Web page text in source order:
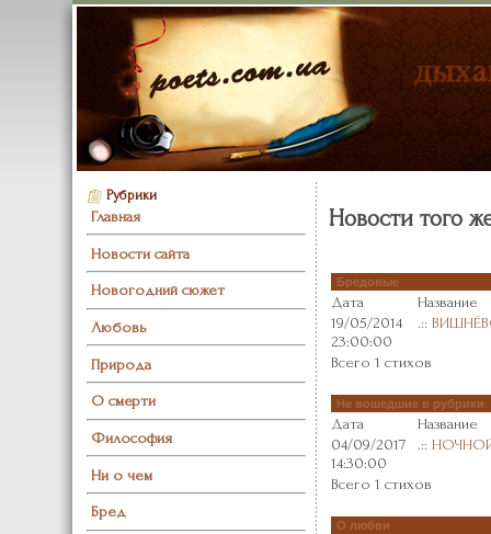
Рубрики
Главная
Новости сайта
Новогодний сюжет
Любовь
Природа
О смерти
Философия
Ни о чем
Бред
Новости того
Бредовые
Дата
Название
19/05/2014
23:00:00
.::
Всего 1 стихов
Не вошедшие в рубрики
Дата
Название
04/09/2017
14:30:00
.::
Всего 1 стихов
О любви